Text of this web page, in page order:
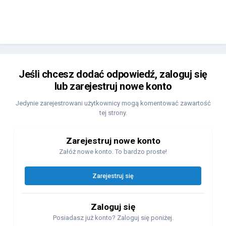
Jeśli chcesz dodać odpowiedź, zaloguj się
lub zarejestruj nowe konto
Jedynie zarejestrowani użytkownicy mogą komentować zawartość
tej strony.
Zarejestruj nowe konto
Załóż nowe konto. To bardzo proste!
Zarejestruj się
Zaloguj się
Posiadasz już konto? Zaloguj się poniżej.